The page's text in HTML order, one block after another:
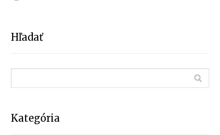
Hľadať
Kategória